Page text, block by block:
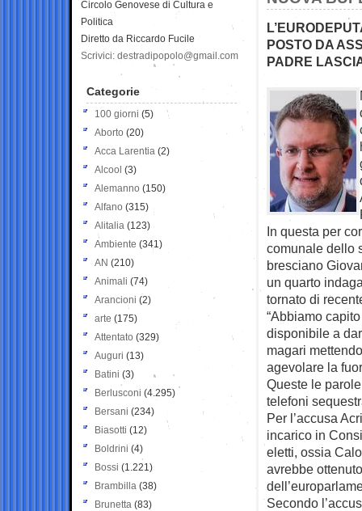
POSTO DA
PADRE
In questa per
comunale dello
bresciano
un quarto
tornato di
“Abbiamo
disponibile a
magari
agevolare la
Queste le
telefoni
Per l’accusa
incarico in
eletti, ossia
avrebbe
Secondo
Circolo Genovese di Cultura e
Politica
Diretto da Riccardo Fucile
Scrivici: destradipopolo@gmail.com
Categorie
100 giorni (5)
Aborto (20)
Acca Larentia (2)
Alcool (3)
Alemanno (150)
Alfano (315)
Alitalia (123)
Ambiente (341)
AN (210)
Animali (74)
Arancioni (2)
arte (175)
Attentato (329)
Auguri (13)
Batini (3)
Berlusconi (4.295)
Bersani (234)
Biasotti (12)
Boldrini (4)
Bossi (1.221)
Brambilla (38)
Brunetta (83)